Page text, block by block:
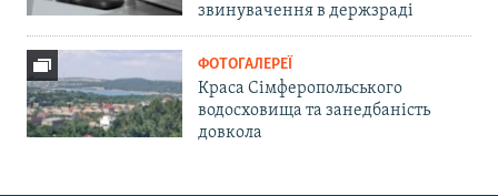
звинувачення в держзраді
ФОТОГАЛЕРЕЇ
Краса Сімферопольського
водосховища та занедбаність
довкола